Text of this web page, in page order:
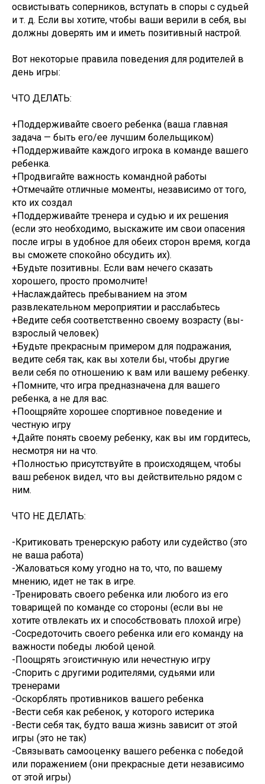
освистывать соперников, вступать в споры с судьей
и т. д. Если вы хотите, чтобы ваши верили в себя, вы
должны доверять им и иметь позитивный настрой.
Вот некоторые правила поведения для родителей в
день игры:
ЧТО ДЕЛАТЬ:
+Поддерживайте своего ребенка (ваша главная
задача — быть его/ее лучшим болельщиком)
+Поддерживайте каждого игрока в команде вашего
ребенка.
+Продвигайте важность командной работы
+Отмечайте отличные моменты, независимо от того,
кто их создал
+Поддерживайте тренера и судью и их решения
(если это необходимо, выскажите им свои опасения
после игры в удобное для обеих сторон время, когда
вы сможете спокойно обсудить их).
+Будьте позитивны. Если вам нечего сказать
хорошего, просто промолчите!
+Наслаждайтесь пребыванием на этом
развлекательном мероприятии и расслабьтесь
+Ведите себя соответственно своему возрасту (вы-
взрослый человек)
+Будьте прекрасным примером для подражания,
ведите себя так, как вы хотели бы, чтобы другие
вели себя по отношению к вам или вашему ребенку.
+Помните, что игра предназначена для вашего
ребенка, а не для вас.
+Поощряйте хорошее спортивное поведение и
честную игру
+Дайте понять своему ребенку, как вы им гордитесь,
несмотря ни на что.
+Полностью присутствуйте в происходящем, чтобы
ваш ребенок видел, что вы действительно рядом с
ним.
ЧТО НЕ ДЕЛАТЬ:
-Критиковать тренерскую работу или судейство (это
не ваша работа)
-Жаловаться кому угодно на то, что, по вашему
мнению, идет не так в игре.
-Тренировать своего ребенка или любого из его
товарищей по команде со стороны (если вы не
хотите отвлекать их и способствовать плохой игре)
-Сосредоточить своего ребенка или его команду на
важности победы любой ценой.
-Поощрять эгоистичную или нечестную игру
-Спорить с другими родителями, судьями или
тренерами
-Оскорблять противников вашего ребенка
-Вести себя как ребенок, у которого истерика
-Вести себя так, будто ваша жизнь зависит от этой
игры (это не так)
-Связывать самооценку вашего ребенка с победой
или поражением (они прекрасные дети независимо
от этой игры)